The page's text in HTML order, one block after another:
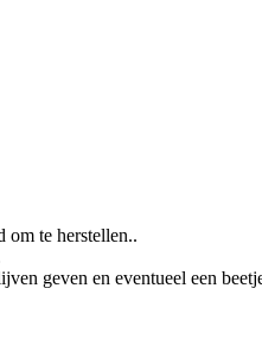
om te herstellen..
geven en eventueel een